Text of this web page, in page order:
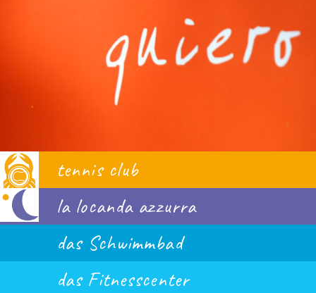
tennis club
la locanda azzurra
das Schwimmbad
das Fitnesscenter